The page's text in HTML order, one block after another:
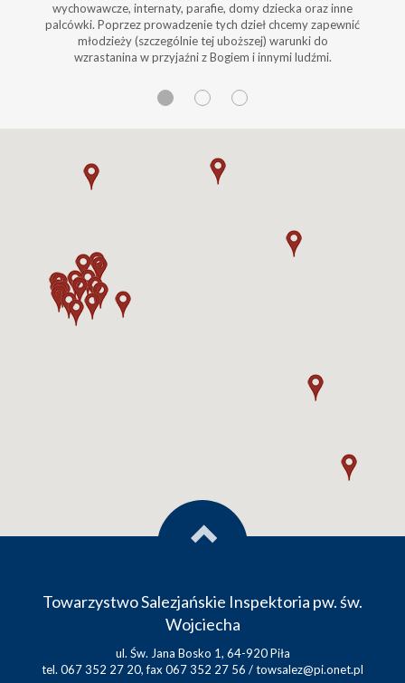
wychowawcze, internaty, parafie, domy dziecka oraz inne
palcówki. Poprzez prowadzenie tych dzieł chcemy zapewnić
młodzieży (szczególnie tej uboższej) warunki do
wzrastanina w przyjaźni z Bogiem i innymi ludźmi.
Towarzystwo Salezjańskie Inspektoria pw. św.
Wojciecha
ul. Św. Jana Bosko 1, 64-920 Piła
tel. 067 352 27 20, fax 067 352 27 56 /towsalez@pi.onet.pl